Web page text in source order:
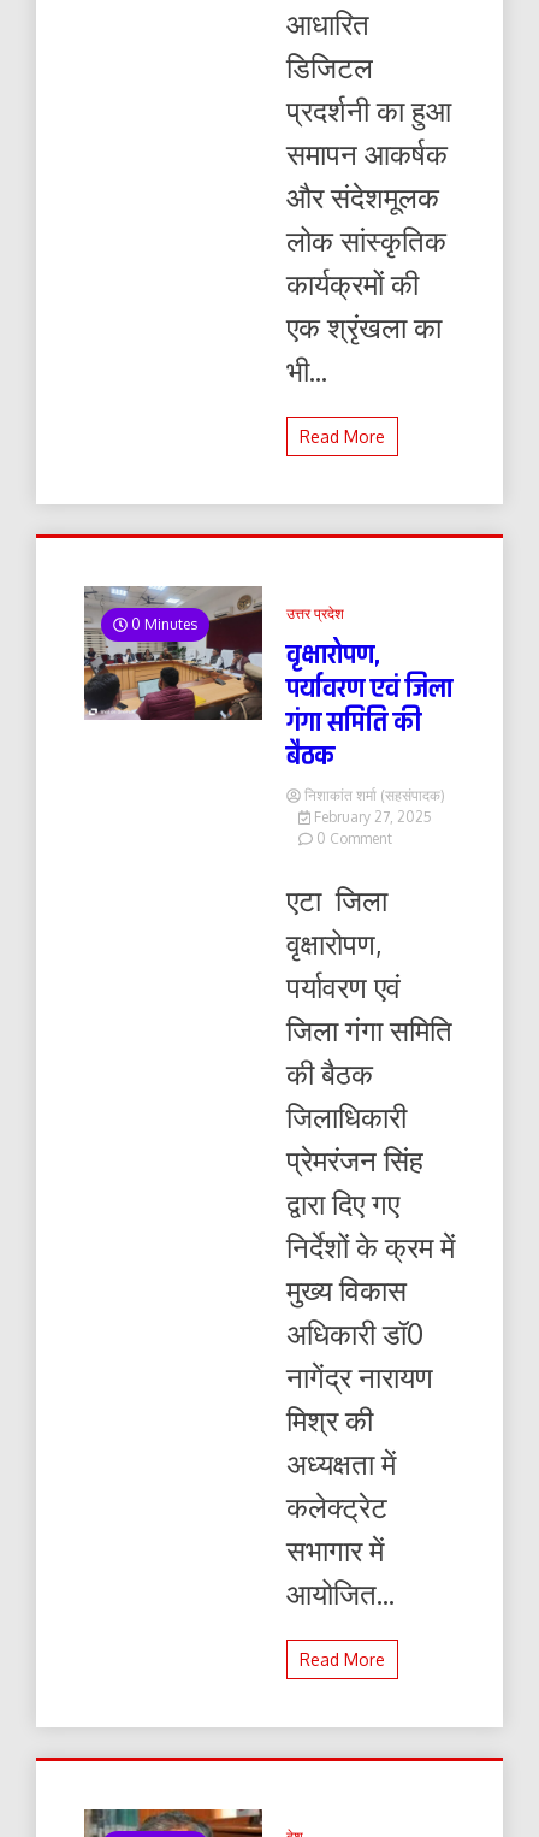
आधारित
डिजिटल
प्रदर्शनी का हुआ
समापन आकर्षक
और संदेशमूलक
लोक सांस्कृतिक
कार्यक्रमों की
एक श्रृंखला का
भी...
Read More
0 Minutes
उत्तर प्रदेश
वृक्षारोपण,
पर्यावरण एवं जिला
गंगा समिति की
बैठक
निशाकांत शर्मा (सहसंपादक)
February 27, 2025
0 Commenton
की
एटा जिला
वृक्षारोपण,
पर्यावरण एवं
जिला गंगा समिति
की बैठक
जिलाधिकारी
प्रेमरंजन सिंह
द्वारा दिए गए
निर्देशों के क्रम में
मुख्य विकास
अधिकारी डॉ0
नागेंद्र नारायण
मिश्र की
अध्यक्षता में
कलेक्ट्रेट
सभागार में
आयोजित...
Read More